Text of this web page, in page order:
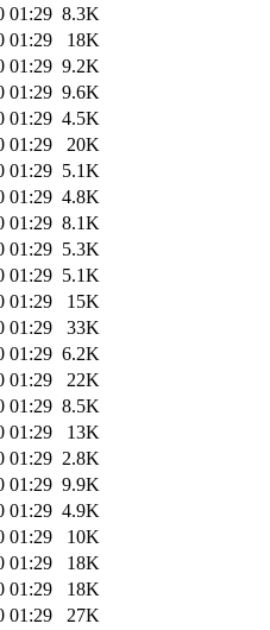
01:29 8.3K
01:29
18K
01:29 9.2K
01:29 9.6K
01:29 4.5K
01:29
20K
01:29 5.1K
01:29 4.8K
01:29 8.1K
01:29 5.3K
01:29 5.1K
01:29
15K
01:29
33K
01:29 6.2K
01:29
22K
01:29 8.5K
01:29
13K
01:29 2.8K
01:29 9.9K
01:29 4.9K
01:29
10K
01:29
18K
01:29
18K
01:29
27K